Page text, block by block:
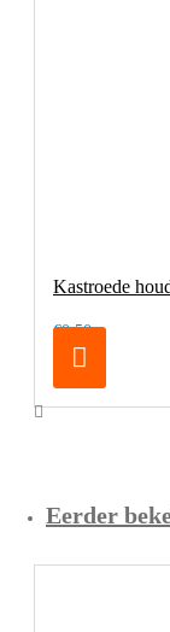
Kastroede
€0,50
Eerder